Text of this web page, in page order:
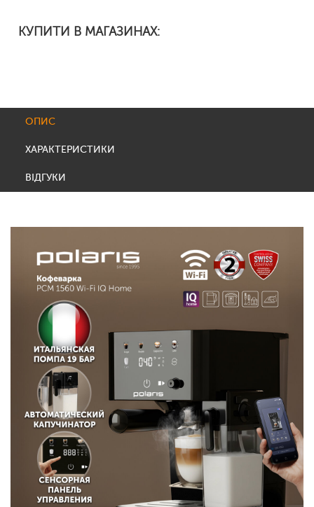
КУПИТИ В МАГАЗИНАХ:
ОПИС
ХАРАКТЕРИСТИКИ
ВІДГУКИ